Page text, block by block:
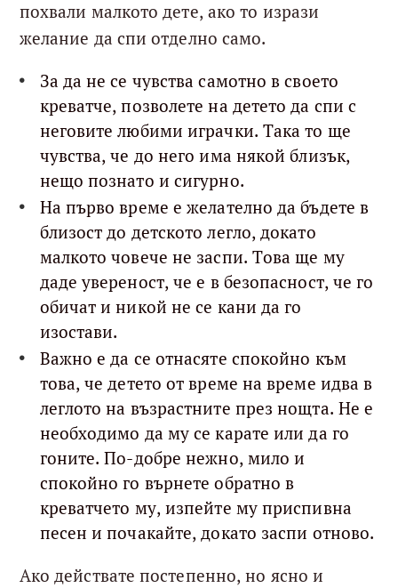
похвали малкото дете, ако то изрази
желание да спи отделно само.
За да не се чувства самотно в своето
креватче, позволете на детето да спи с
неговите любими играчки. Така то ще
чувства, че до него има някой близък,
нещо познато и сигурно.
На първо време е желателно да бъдете в
близост до детското легло, докато
малкото човече не заспи. Това ще му
даде увереност, че е в безопасност, че го
обичат и никой не се кани да го
изостави.
Важно е да се отнасяте спокойно към
това, че детето от време на време идва в
леглото на възрастните през нощта. Не е
необходимо да му се карате или да го
гоните. По-добре нежно, мило и
спокойно го върнете обратно в
креватчето му, изпейте му приспивна
песен и почакайте, докато заспи отново.
Ако действате постепенно, но ясно и